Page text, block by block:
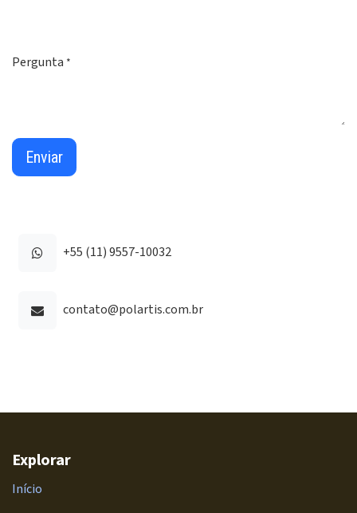
Pergunta *
Enviar
+55 (11) 9557-10032
contato@polartis.com.br
Explorar
Início